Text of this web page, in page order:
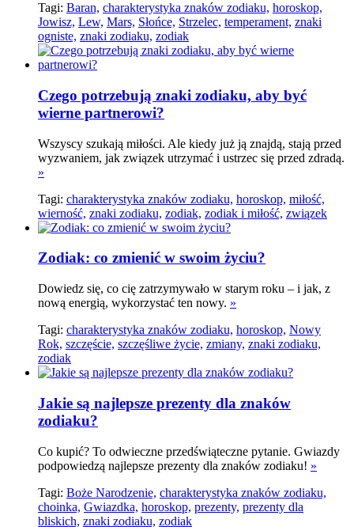
Tagi: Baran, charakterystyka znaków zodiaku, horoskop,
Jowisz, Lew, Mars, Słońce, Strzelec, temperament, znaki
ogniste, znaki zodiaku, zodiak
Czego potrzebują znaki zodiaku, aby być
wierne partnerowi?
Wszyscy szukają miłości. Ale kiedy już ją znajdą, stają przed
wyzwaniem, jak związek utrzymać i ustrzec się przed zdradą.
»
Tagi: charakterystyka znaków zodiaku, horoskop, miłość,
wierność, znaki zodiaku, zodiak, zodiak i miłość, związek
Zodiak: co zmienić w swoim życiu?
Dowiedz się, co cię zatrzymywało w starym roku – i jak, z
nową energią, wykorzystać ten nowy. »
Tagi: charakterystyka znaków zodiaku, horoskop, Nowy
Rok, szczęście, szczęśliwe życie, zmiany, znaki zodiaku,
zodiak
Jakie są najlepsze prezenty dla znaków
zodiaku?
Co kupić? To odwieczne przedświąteczne pytanie. Gwiazdy
podpowiedzą najlepsze prezenty dla znaków zodiaku! »
Tagi: Boże Narodzenie, charakterystyka znaków zodiaku,
choinka, Gwiazdka, horoskop, prezenty, prezenty dla
bliskich, znaki zodiaku, zodiak